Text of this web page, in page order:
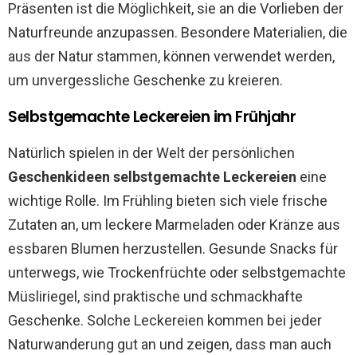
Präsenten ist die Möglichkeit, sie an die Vorlieben der
Naturfreunde anzupassen. Besondere Materialien, die
aus der Natur stammen, können verwendet werden,
um unvergessliche Geschenke zu kreieren.
Selbstgemachte Leckereien im Frühjahr
Natürlich spielen in der Welt der persönlichen
Geschenkideen selbstgemachte Leckereien eine
wichtige Rolle. Im Frühling bieten sich viele frische
Zutaten an, um leckere Marmeladen oder Kränze aus
essbaren Blumen herzustellen. Gesunde Snacks für
unterwegs, wie Trockenfrüchte oder selbstgemachte
Müsliriegel, sind praktische und schmackhafte
Geschenke. Solche Leckereien kommen bei jeder
Naturwanderung gut an und zeigen, dass man auch